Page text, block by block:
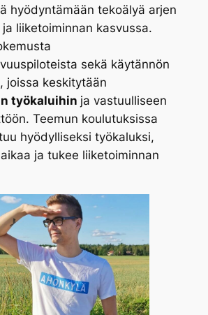
hyödyntämään tekoälyä arjen
liiketoiminnan kasvussa.
sekä käytännön
joissa keskitytään
työkaluihin ja vastuulliseen
Teemun koulutuksissa
hyödylliseksi työkaluksi,
ja tukee liiketoiminnan